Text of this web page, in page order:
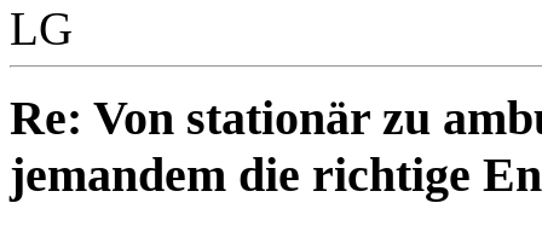
LG
Re: Von stationär zu
jemandem die richtige